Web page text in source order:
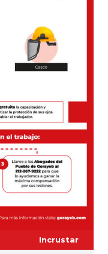
Incrustar